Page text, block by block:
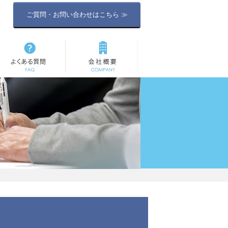
ご質問・お問い合わせはこちら ≫
よくある質問 会社概要